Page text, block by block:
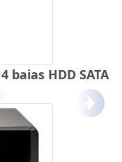
baias HDD SATA